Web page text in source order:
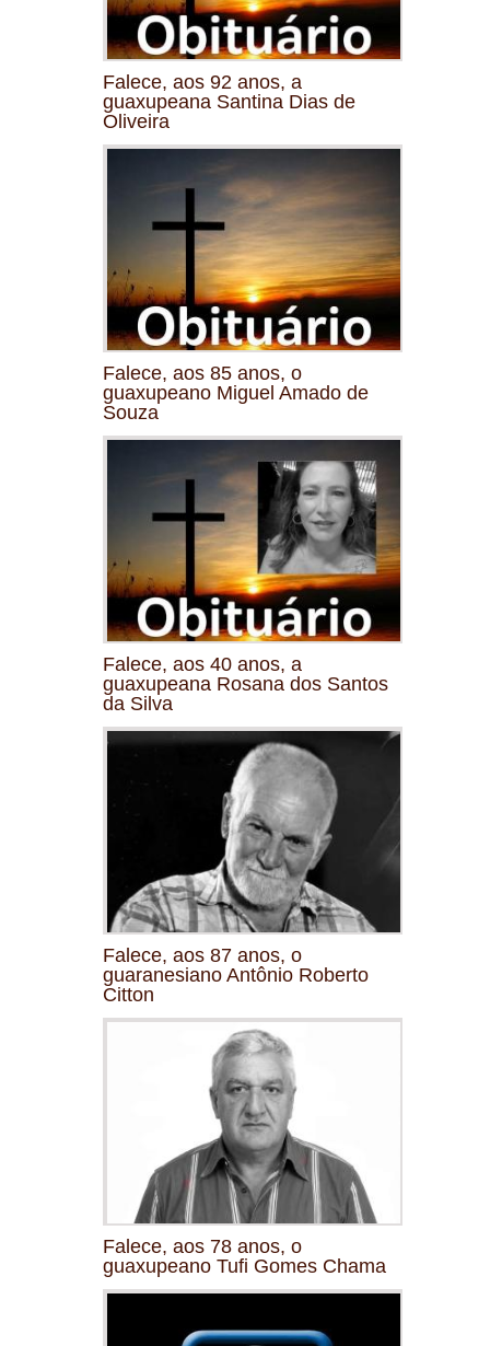
Falece, aos 92 anos, a
guaxupeana Santina Dias de
Oliveira
Falece, aos 85 anos, o
guaxupeano Miguel Amado de
Souza
Falece, aos 40 anos, a
guaxupeana Rosana dos Santos
da Silva
Falece, aos 87 anos, o
guaranesiano Antônio Roberto
Citton
Falece, aos 78 anos, o
guaxupeano Tufi Gomes Chama